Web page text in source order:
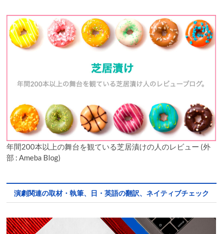
年間200本以上の舞台を観ている芝居漬けの人のレビュー (外
部 : Ameba Blog)
演劇関連の取材・執筆、日・英語の翻訳、ネイティブチェック